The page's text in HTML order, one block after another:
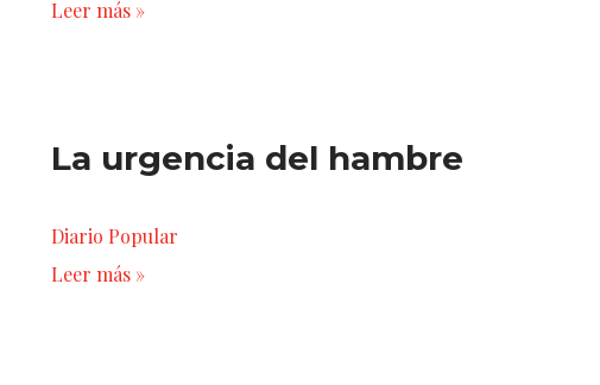
Leer más »
La urgencia del hambre
Diario Popular
Leer más »